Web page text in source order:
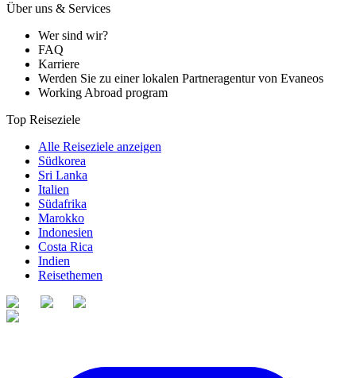
Über uns & Services
Wer sind wir?
FAQ
Karriere
Werden Sie zu einer lokalen Partneragentur von Evaneos
Working Abroad program
Top Reiseziele
Alle Reiseziele anzeigen
Südkorea
Sri Lanka
Italien
Südafrika
Marokko
Indonesien
Costa Rica
Indien
Reisethemen